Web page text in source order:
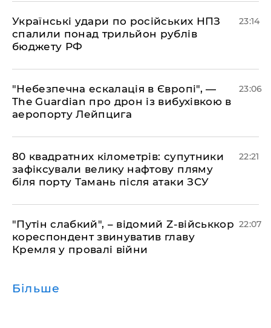
​Українські удари по російських НПЗ
спалили понад трильйон рублів
бюджету РФ
23:14
​"Небезпечна ескалація в Європі", —
The Guardian про дрон із вибухівкою в
аеропорту Лейпцига
23:06
​80 квадратних кілометрів: супутники
зафіксували велику нафтову пляму
біля порту Тамань після атаки ЗСУ
22:21
"Путін слабкий", – відомий Z-військкор
кореспондент звинуватив главу
Кремля у провалі війни
22:07
Більше